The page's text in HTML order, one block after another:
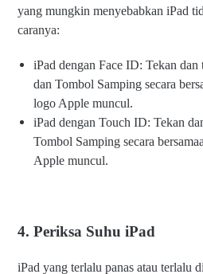
yang mungkin menyebabkan iPad
caranya:
iPad dengan Face ID: Tekan
dan Tombol Samping secara
logo Apple muncul.
iPad dengan Touch ID: Tekan
Tombol Samping secara
Apple muncul.
4. Periksa Suhu iPad
iPad yang terlalu panas atau terlalu